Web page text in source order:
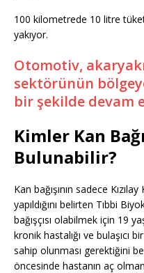
100 kilometrede 10 litre
yakıyor.
Otomotiv,
sektörünün
bir şekilde devam
Kimler Kan
Bulunabilir?
Kan bağışının sadece
yapıldığını belirten Tıbbi
bağışçısı olabilmek için 19
kronik hastalığı ve bulaşıcı
sahip olunması gerektiğini
öncesinde hastanın aç